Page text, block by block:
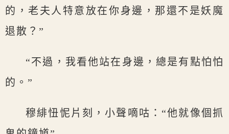
的，老夫人特意放在你身邊，那還不是妖魔
退散？”
“不過，我看他站在身邊，總是有點怕怕
的。”
穆緋忸怩片刻，小聲嘀咕：“他就像個抓